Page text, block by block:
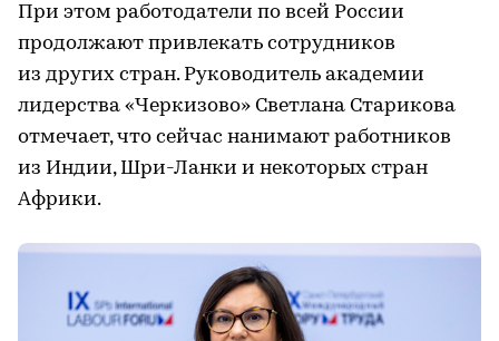
При этом работодатели по всей России
продолжают привлекать сотрудников
из других стран. Руководитель академии
лидерства «Черкизово» Светлана Старикова
отмечает, что сейчас нанимают работников
из Индии, Шри-Ланки и некоторых стран
Африки.